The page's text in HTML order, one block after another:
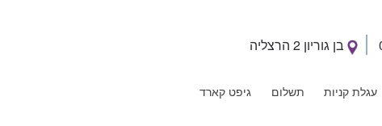
בן גוריון 2 הרצליה
עגלת קניות תשלום גיפט קארד